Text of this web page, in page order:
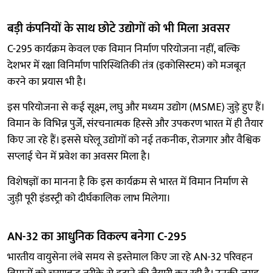
बड़ी कंपनियों के साथ छोटे उद्योगों को भी मिला अवसर
C-295 कार्यक्रम केवल एक विमान निर्माण परियोजना नहीं, बल्कि
देशभर में रक्षा विनिर्माण पारिस्थितिकी तंत्र (इकोसिस्टम) को मजबूत
करने का प्रयास भी है।
इस परियोजना से कई सूक्ष्म, लघु और मध्यम उद्योग (MSME) जुड़े हुए हैं।
विमान के विभिन्न पुर्जे, संरचनात्मक हिस्से और उपकरण भारत में ही तैयार
किए जा रहे हैं। इससे घरेलू उद्योगों को नई तकनीक, रोजगार और वैश्विक
सप्लाई चेन में प्रवेश का अवसर मिला है।
विशेषज्ञों का मानना है कि इस कार्यक्रम से भारत में विमान निर्माण से
जुड़ी पूरी इंडस्ट्री को दीर्घकालिक लाभ मिलेगा।
AN-32 का आधुनिक विकल्प बनेगा C-295
भारतीय वायुसेना लंबे समय से इस्तेमाल किए जा रहे AN-32 परिवहन